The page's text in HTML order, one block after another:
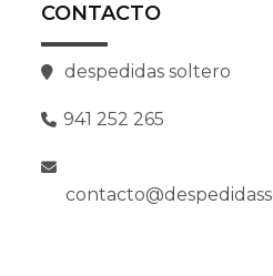
CONTACTO
despedidas soltero
941 252 265